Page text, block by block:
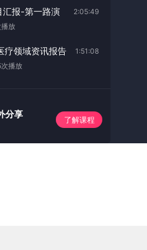
2:05:49
报-第一路演
放
1:51:08
疗领域资讯报告
播放
了解课程
分享